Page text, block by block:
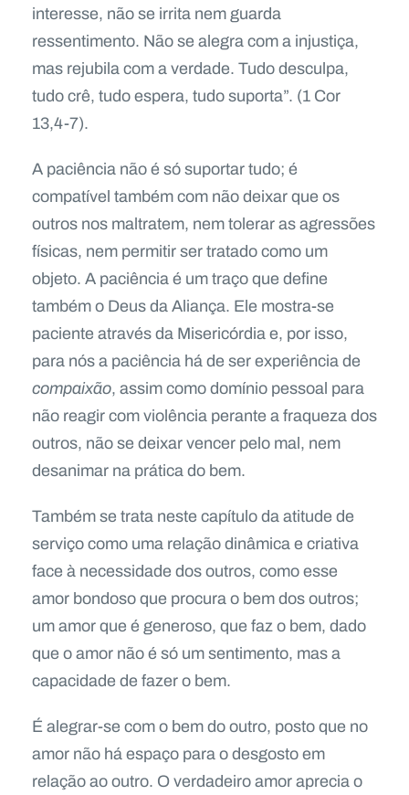
interesse, não se irrita nem guarda
ressentimento. Não se alegra com a injustiça,
mas rejubila com a verdade. Tudo desculpa,
tudo crê, tudo espera, tudo suporta”. (1 Cor
13,4-7).
A paciência não é só suportar tudo; é
compatível também com não deixar que os
outros nos maltratem, nem tolerar as agressões
físicas, nem permitir ser tratado como um
objeto. A paciência é um traço que define
também o Deus da Aliança. Ele mostra-se
paciente através da Misericórdia e, por isso,
para nós a paciência há de ser experiência de
compaixão, assim como domínio pessoal para
não reagir com violência perante a fraqueza dos
outros, não se deixar vencer pelo mal, nem
desanimar na prática do bem.
Também se trata neste capítulo da atitude de
serviço como uma relação dinâmica e criativa
face à necessidade dos outros, como esse
amor bondoso que procura o bem dos outros;
um amor que é generoso, que faz o bem, dado
que o amor não é só um sentimento, mas a
capacidade de fazer o bem.
É alegrar-se com o bem do outro, posto que no
amor não há espaço para o desgosto em
relação ao outro. O verdadeiro amor aprecia o